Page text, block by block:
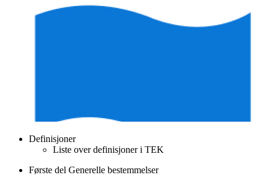
Definisjoner
Liste over definisjoner i TEK
Første del Generelle bestemmelser